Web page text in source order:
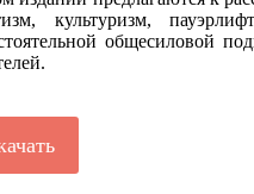
культуризм,
общесиловой